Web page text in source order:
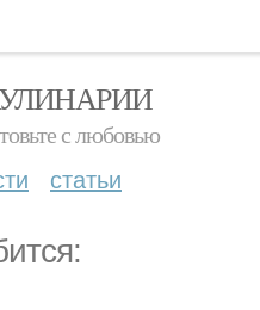
с любовью
статьи